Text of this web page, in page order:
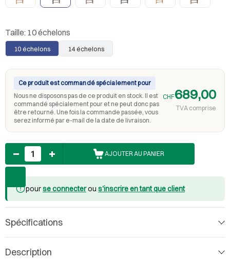
Taille: 10 échelons
10 échelons 14 échelons
Ce produit est commandé spécialement pour
Nous ne disposons pas de ce produit en stock. Il est
commandé spécialement pour et ne peut donc pas
être retourné. Une fois la commande passée, vous
serez informé par e-mail de la date de livraison.
CHF689,00
TVA comprise
Nombre
AJOUTER AU PANIER
pourse connecterou s'inscrire en tant que client
Spécifications
Description